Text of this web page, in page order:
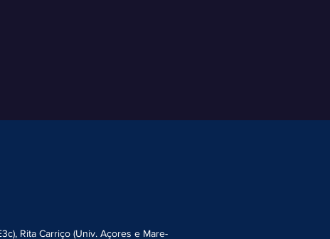
Rita Carriço (Univ. Açores e Mare-